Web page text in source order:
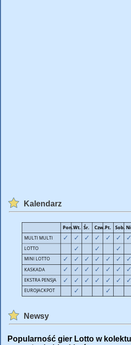
Kalendarz
Newsy
Popularność gier Lotto w